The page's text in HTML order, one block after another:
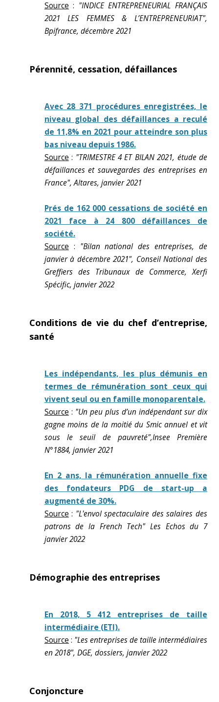
Source : "INDICE ENTREPRENEURIAL FRANÇAIS
2021 LES FEMMES & L’ENTREPRENEURIAT",
Bpifrance, décembre 2021
Pérennité, cessation, défaillances
Avec 28 371 procédures enregistrées, le
niveau global des défaillances a reculé
de 11,8% en 2021 pour atteindre son plus
bas niveau depuis 1986.
Source : "TRIMESTRE 4 ET BILAN 2021, étude de
défaillances et sauvegardes des entreprises en
France", Altares, janvier 2021
Prés de 162 000 cessations de société en
2021 face à 24 800 défaillances de
société.
Source : "Bilan national des entreprises, de
janvier à décembre 2021", Conseil National des
Greffiers des Tribunaux de Commerce, Xerfi
Spécific, janvier 2022
Conditions de vie du chef d’entreprise,
santé
Les indépendants, les plus démunis en
termes de rémunération sont ceux qui
vivent seul ou en famille monoparentale.
Source : "Un peu plus d’un indépendant sur dix
gagne moins de la moitié du Smic annuel et vit
sous le seuil de pauvreté",Insee Première
N°1884, janvier 2021
En 2 ans, la rémunération annuelle fixe
des fondateurs PDG de start-up a
augmenté de 30%.
Source : "L'envol spectaculaire des salaires des
patrons de la French Tech" Les Echos du 7
janvier 2022
Démographie des entreprises
En 2018, 5 412 entreprises de taille
intermédiaire (ETI).
Source : "Les entreprises de taille intermédiaires
en 2018", DGE, dossiers, janvier 2022
Conjoncture